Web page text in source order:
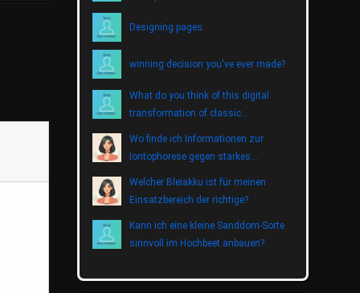
Designing pages
winning decision you've ever made?
What do you think of this digital
transformation of classic
Wo finde ich Informationen zur
Iontophorese gegen starkes
Welcher Bleiakku ist für meinen
Einsatzbereich der richtige?
Kann ich eine kleine Sanddorn-Sorte
sinnvoll im Hochbeet anbauen?